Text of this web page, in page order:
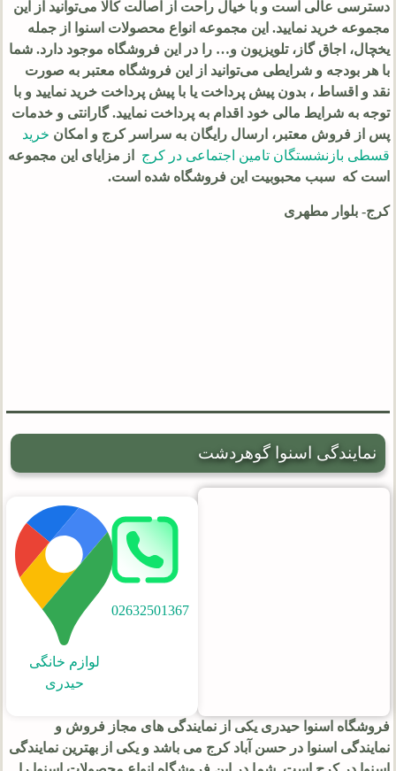
دسترسی عالی است و با خیال راحت از اصالت کالا می‌توانید از این
مجموعه خرید نمایید. این مجموعه انواع محصولات اسنوا از جمله
یخچال، اجاق گاز، تلویزیون و… را در این فروشگاه موجود دارد. شما
با هر بودجه و شرایطی می‌توانید از این فروشگاه معتبر به صورت
نقد و اقساط ، بدون پیش پرداخت یا با پیش پرداخت خرید نمایید و با
توجه به شرایط مالی خود اقدام به پرداخت نمایید. گارانتی و خدمات
پس از فروش معتبر، ارسال رایگان به سراسر کرج و امکان خرید
قسطی بازنشستگان تامین اجتماعی در کرج از مزایای این مجموعه
است که سبب محبوبیت این فروشگاه شده است.
کرج- بلوار مطهری
نمایندگی اسنوا گوهردشت
02632501367
لوازم خانگی
حیدری
فروشگاه اسنوا حیدری یکی از نمایندگی های مجاز فروش و
نمایندگی اسنوا در حسن آباد کرج می باشد و یکی از بهترین نمایندگی